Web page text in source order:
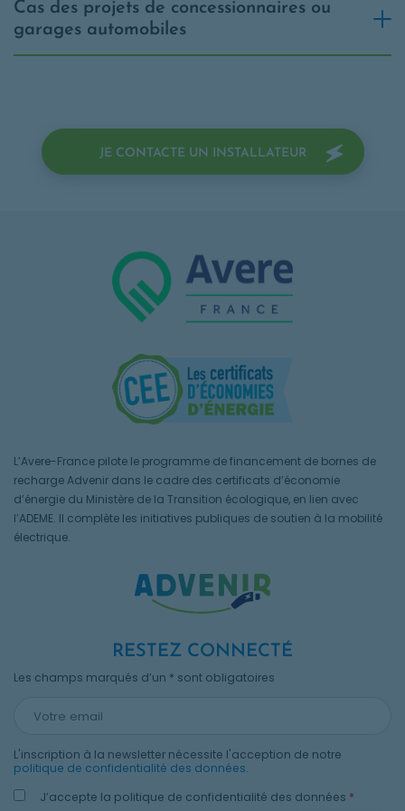
Cas des projets de concessionnaires ou
garages automobiles
JE CONTACTE UN INSTALLATEUROPENS IN A
L’Avere-France pilote le programme de financement de bornes de
recharge Advenir dans le cadre des certificats d’économie
d’énergie du Ministère de la Transition écologique, en lien avec
l’ADEME. Il complète les initiatives publiques de soutien à la mobilité
électrique.
RESTEZ CONNECTÉ
Les champs marqués d’un * sont obligatoires
L'inscription à la newsletter nécessite l'acception de notre
politique de confidentialité des données.
J’accepte la politique de confidentialité des données *